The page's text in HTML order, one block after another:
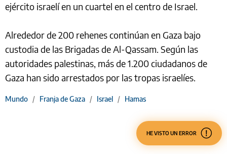
ejército israelí en un cuartel en el centro de Israel.
Alrededor de 200 rehenes continúan en Gaza bajo
custodia de las Brigadas de Al-Qassam. Según las
autoridades palestinas, más de 1.200 ciudadanos de
Gaza han sido arrestados por las tropas israelíes.
Mundo / Franja de Gaza / Israel / Hamas
HE VISTO UN ERROR